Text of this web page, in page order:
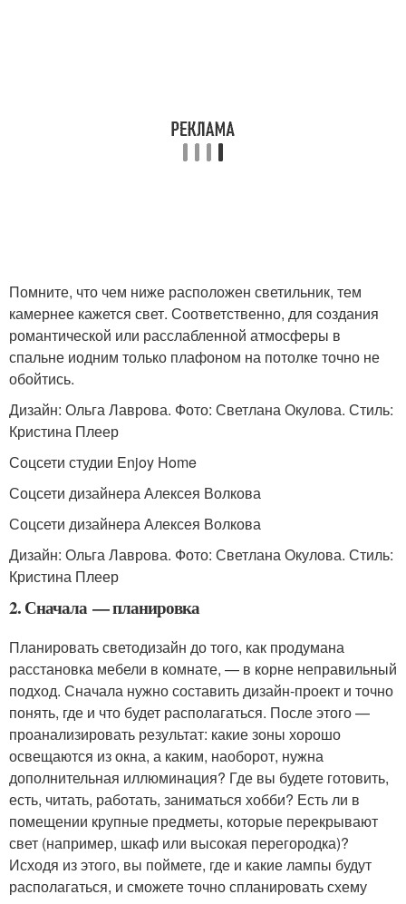
Помните, что чем ниже расположен светильник, тем
камернее кажется свет. Соответственно, для создания
романтической или расслабленной атмосферы в
спальне иодним только плафоном на потолке точно не
обойтись.
Дизайн: Ольга Лаврова. Фото: Светлана Окулова. Стиль:
Кристина Плеер
Соцсети студии Enjoy Home
Соцсети дизайнера Алексея Волкова
Соцсети дизайнера Алексея Волкова
Дизайн: Ольга Лаврова. Фото: Светлана Окулова. Стиль:
Кристина Плеер
2. Сначала — планировка
Планировать светодизайн до того, как продумана
расстановка мебели в комнате, — в корне неправильный
подход. Сначала нужно составить дизайн-проект и точно
понять, где и что будет располагаться. После этого —
проанализировать результат: какие зоны хорошо
освещаются из окна, а каким, наоборот, нужна
дополнительная иллюминация? Где вы будете готовить,
есть, читать, работать, заниматься хобби? Есть ли в
помещении крупные предметы, которые перекрывают
свет (например, шкаф или высокая перегородка)?
Исходя из этого, вы поймете, где и какие лампы будут
располагаться, и сможете точно спланировать схему